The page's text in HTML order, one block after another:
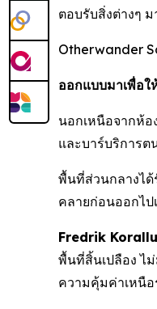
ตอบรับสิ่งต่างๆ
Otherwander
ออกแบบมาเพื่อ
นอกเหนือจากห้
และบาร์บริการต
พื้นที่ส่วนกลางได้
คลายก่อนออกไป
Fredrik
พื้นที่สิ้นเปลือง ไ
ความคุ้มค่าเหนือ